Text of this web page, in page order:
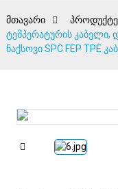
მთავარი
ტემპერატურის კაბელი,
ნაქსოვი SPC FEP TPE